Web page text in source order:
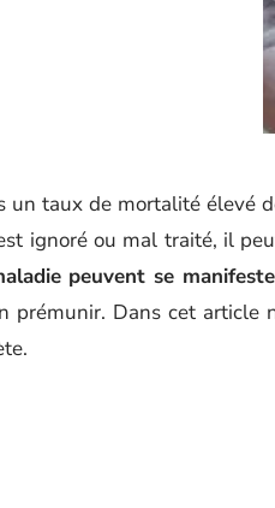
un taux de mortalité élevé
ignoré ou mal traité, il
peuvent se
prémunir. Dans cet article